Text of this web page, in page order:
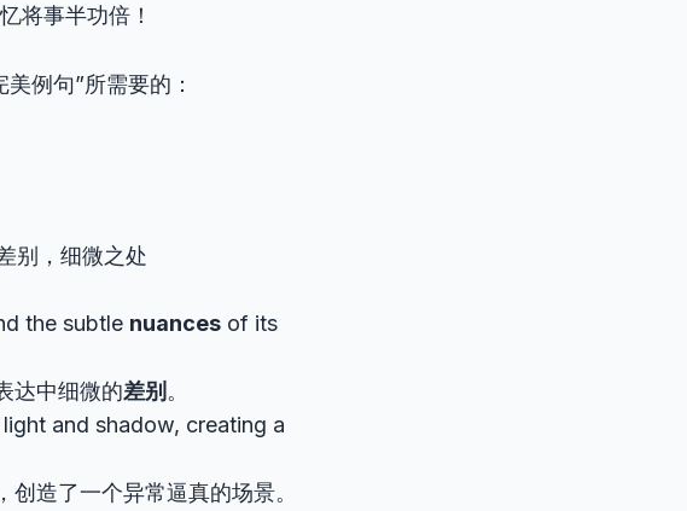
将事半功倍！
例句”所需要的：
别，细微之处
the subtle nuances of its
达中细微的差别 。
and shadow, creating a
，创造了一个异常逼真的场景。